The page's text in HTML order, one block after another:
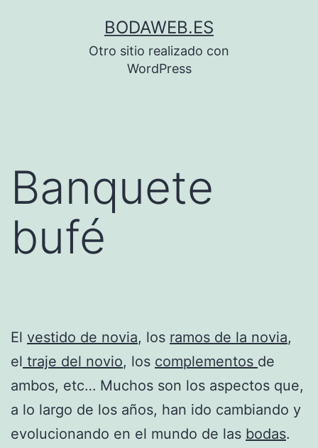
BODAWEB.ES
Otro sitio realizado con
WordPress
Banquete
bufé
El vestido de novia, los ramos de la novia,
el traje del novio, los complementos de
ambos, etc… Muchos son los aspectos que,
a lo largo de los años, han ido cambiando y
evolucionando en el mundo de las bodas.